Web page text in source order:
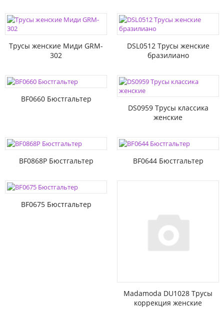
Трусы женские Миди GRM-
302
DSL0512 Трусы женские
бразилиано
BF0660 Бюстгальтер
DS0959 Трусы классика
женские
BF0868P Бюстгальтер BF0644 Бюстгальтер
BF0675 Бюстгальтер
Madamoda DU1028 Трусы
коррекция женские